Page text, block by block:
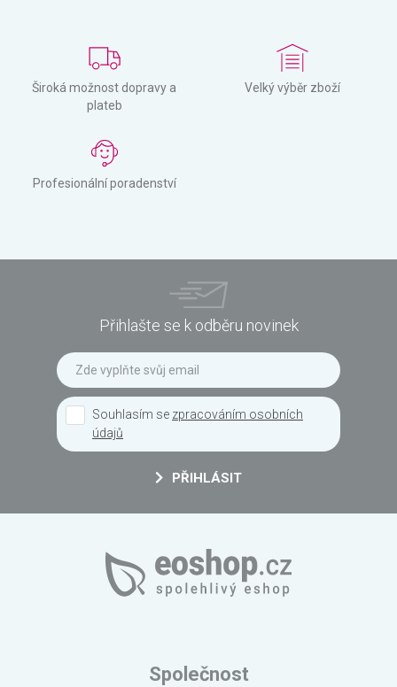
Široká možnost dopravy a
plateb
Velký výběr zboží
Profesionální poradenství
Přihlašte se k odběru novinek
Souhlasím se zpracováním osobních
údajů
PŘIHLÁSIT
Společnost